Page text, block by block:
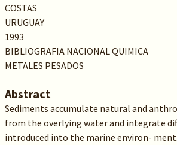
COSTAS
URUGUAY
1993
BIBLIOGRAFIA NACIONAL QUIMICA
METALES PESADOS
Abstract
Sediments accumulate natural and
from the overlying water and integrate
introduced into the marine environ-